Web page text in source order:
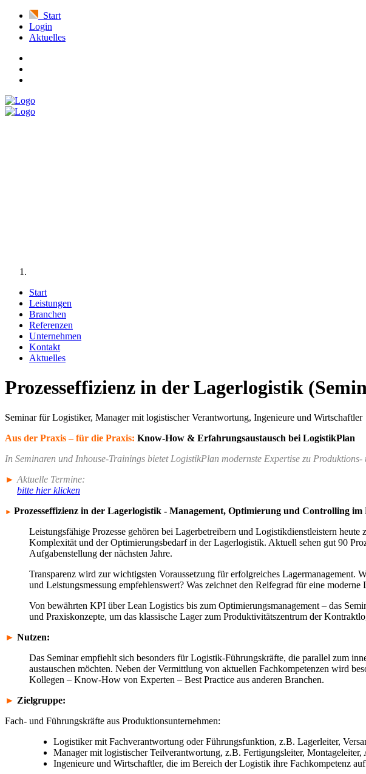
Start
Login
Aktuelles
Start
Leistungen
Branchen
Referenzen
Unternehmen
Kontakt
Aktuelles
Prozesseffizienz in der Lagerlogistik
Seminar für Logistiker, Manager mit logistischer Verantwortung, Ingenieure und Wirtschaftler
Aus der Praxis – für die Praxis: Know-How & Erfahrungs­austausch bei LogistikPlan
In Seminaren und Inhouse-Trainings bietet LogistikPlan modernste Expertise zu Produktions-
► Aktuelle Termine:
bitte hier klicken
► Prozesseffizienz in der Lagerlogistik - Management, Optimierung und Controlling
Leistungsfähige Prozesse gehören bei Lagerbetreibern und Logistikdienstleistern
Komplexität und der Optimierungsbedarf in der Lagerlogistik. Aktuell sehen gut 90
Aufgabenstellung der nächsten Jahre.
Transparenz wird zur wichtigsten Voraussetzung für erfolgreiches
und Leistungsmessung empfehlenswert? Was zeichnet den Reifegrad für eine
Von bewährten KPI über Lean Logistics bis zum Optimierungsmanagement – das
und Praxiskonzepte, um das klassische Lager zum Produktivitätszentrum der
► Nutzen:
Das Seminar empfiehlt sich besonders für Logistik-Führungskräfte, die parallel zum
austauschen möchten. Neben der Vermittlung von aktuellen Fachkompetenzen wird
Kollegen – Know-How von Experten – Best Practice aus anderen Branchen.
► Zielgruppe:
Fach- und Führungskräfte aus Produktionsunternehmen:
Logistiker mit Fachverantwortung oder Führungsfunktion, z.B. Lagerleiter,
Manager mit logistischer Teilverantwortung, z.B. Fertigungsleiter,
Ingenieure und Wirtschaftler, die im Bereich der Logistik ihre Fachkompetenz